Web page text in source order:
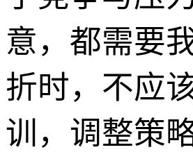
意，都需要
折时，不应
训，调整策